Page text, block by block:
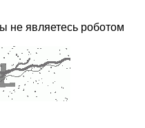
не являетесь роботом